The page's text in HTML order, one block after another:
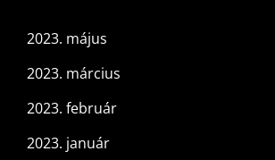
2023. május
2023. március
2023. február
2023. január